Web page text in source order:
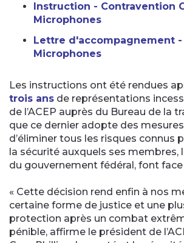
Instruction - Contravention
Microphones
Lettre d'accompagnement
Microphones
Les instructions ont été rendues
trois ans de représentations
de l’ACEP auprès du Bureau de la
que ce dernier adopte des
d’éliminer tous les risques connus
la sécurité auxquels ses membres,
du gouvernement fédéral, font
« Cette décision rend enfin à nos
certaine forme de justice et une
protection après un combat
pénible, affirme le président de